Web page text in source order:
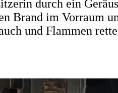
durch ein
Brand im Vorraum
und Flammen